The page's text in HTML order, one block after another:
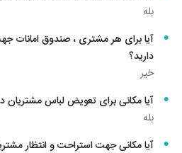
بله
آیا برای هر مشتری ، صندوق امانات
دارید؟
خیر
آیا مکانی برای تعویض لباس مشتریان
بله
آیا مکانی جهت استراحت و انتظار